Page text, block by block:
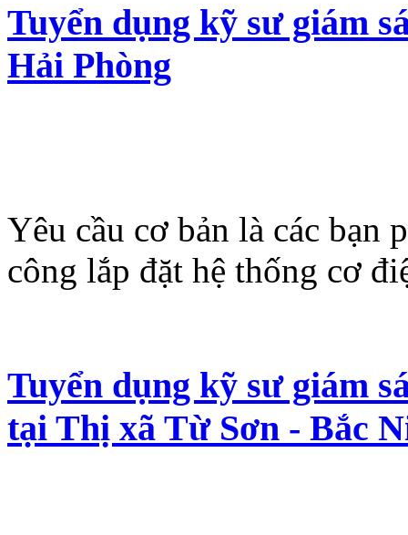
Tuyển dụng kỹ sư giám
Hải Phòng
Yêu cầu cơ bản là các bạn
công lắp đặt hệ thống cơ
Tuyển dụng kỹ sư giám
tại Thị xã Từ Sơn - Bắc